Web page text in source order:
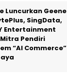
Luncurkan Geene
SingData,
Entertainment
Mitra Pendiri
“AI Commerce”